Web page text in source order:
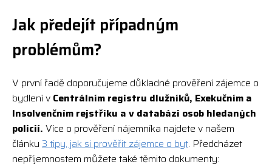
Jak předejít případným
problémům?
V první řadě doporučujeme důkladné prověření zájemce o
bydlení v Centrálním registru dlužníků, Exekučním a
Insolvenčním rejstříku a v databázi osob hledaných
policií. Více o prověření nájemníka najdete v našem
článku 3 tipy, jak si prověřit zájemce o byt. Předcházet
nepříjemnostem můžete také těmito dokumenty: